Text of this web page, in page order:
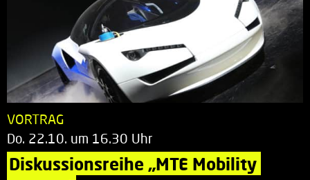
VORTRAG
Do. 22.10. um 16.30 Uhr
Diskussionsreihe „MTE Mobility